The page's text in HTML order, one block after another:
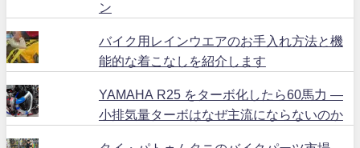
ン
バイク用レインウエアのお手入れ方法と機
能的な着こなしを紹介します
YAMAHA R25 をターボ化したら60馬力 ―
小排気量ターボはなぜ主流にならないのか